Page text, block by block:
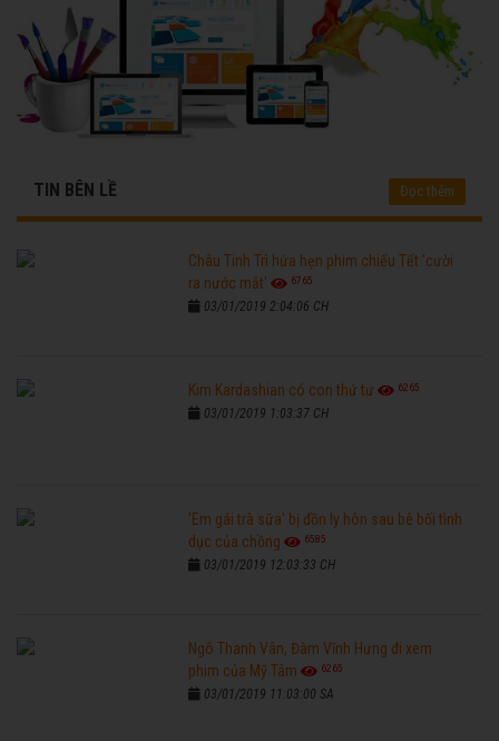
TIN BÊN LỀ Đọc thêm
Châu Tinh Trì hứa hẹn phim chiếu Tết 'cười
ra nước mắt'
6765
03/01/2019 2:04:06 CH
Kim Kardashian có con thứ tư 6265
03/01/2019 1:03:37 CH
'Em gái trà sữa' bị đồn ly hôn sau bê bối tình
dục của chồng
6585
03/01/2019 12:03:33 CH
Ngô Thanh Vân, Đàm Vĩnh Hưng đi xem
phim của Mỹ Tâm
6265
03/01/2019 11:03:00 SA